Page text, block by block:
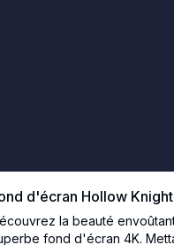
d'écran Hollow
la beauté
fond d'écran 4K.